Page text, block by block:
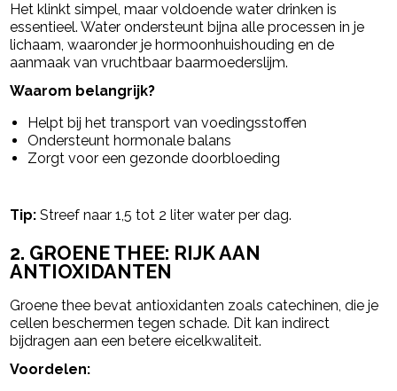
Het klinkt simpel, maar voldoende water drinken is
essentieel. Water ondersteunt bijna alle processen in je
lichaam, waaronder je hormoonhuishouding en de
aanmaak van vruchtbaar baarmoederslijm.
Waarom belangrijk?
Helpt bij het transport van voedingsstoffen
Ondersteunt hormonale balans
Zorgt voor een gezonde doorbloeding
Tip: Streef naar 1,5 tot 2 liter water per dag.
2. GROENE THEE: RIJK AAN
ANTIOXIDANTEN
Groene thee bevat antioxidanten zoals catechinen, die je
cellen beschermen tegen schade. Dit kan indirect
bijdragen aan een betere eicelkwaliteit.
Voordelen: